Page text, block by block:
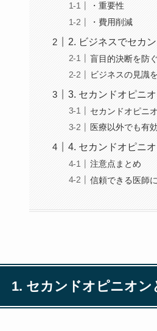
・重要性
・費用削減
2. ビジネスでセカ
盲目的決断を防ぐ
ビジネスの見識
3. セカンドオピニ
セカンドオピニ
医療以外でも有効
4. セカンドオピニ
注意点まとめ
信頼できる医師
1. セカンドオピニオン